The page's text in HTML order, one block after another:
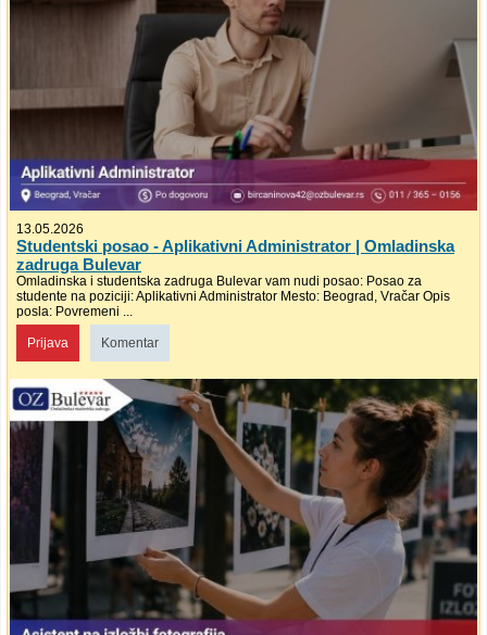
13.05.2026
Studentski posao - Aplikativni Administrator | Omladinska
zadruga Bulevar
Omladinska i studentska zadruga Bulevar vam nudi posao: Posao za
studente na poziciji: Aplikativni Administrator Mesto: Beograd, Vračar Opis
posla: Povremeni ...
Prijava Komentar